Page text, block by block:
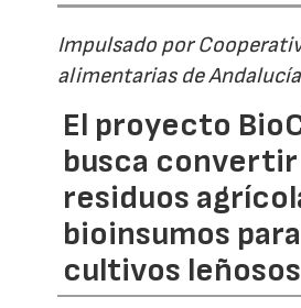
Impulsado por
alimentarias de Andalucía
El proyecto
busca convertir
residuos
bioinsumos para
cultivos leñosos